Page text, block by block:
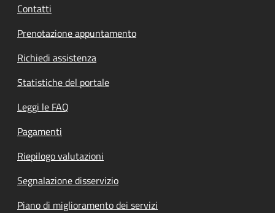
Contatti
Prenotazione appuntamento
Richiedi assistenza
Statistiche del portale
Leggi le FAQ
Pagamenti
Riepilogo valutazioni
Segnalazione disservizio
Piano di miglioramento dei servizi